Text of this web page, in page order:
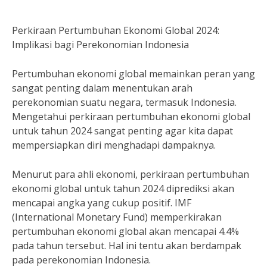
Perkiraan Pertumbuhan Ekonomi Global 2024:
Implikasi bagi Perekonomian Indonesia
Pertumbuhan ekonomi global memainkan peran yang
sangat penting dalam menentukan arah
perekonomian suatu negara, termasuk Indonesia.
Mengetahui perkiraan pertumbuhan ekonomi global
untuk tahun 2024 sangat penting agar kita dapat
mempersiapkan diri menghadapi dampaknya.
Menurut para ahli ekonomi, perkiraan pertumbuhan
ekonomi global untuk tahun 2024 diprediksi akan
mencapai angka yang cukup positif. IMF
(International Monetary Fund) memperkirakan
pertumbuhan ekonomi global akan mencapai 4.4%
pada tahun tersebut. Hal ini tentu akan berdampak
pada perekonomian Indonesia.